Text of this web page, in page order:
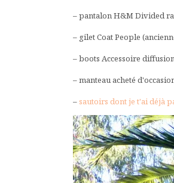
– pantalon H&M Divided
– gilet Coat People
– boots Accessoire
– manteau acheté
– sautoirs dont je t'ai déjà